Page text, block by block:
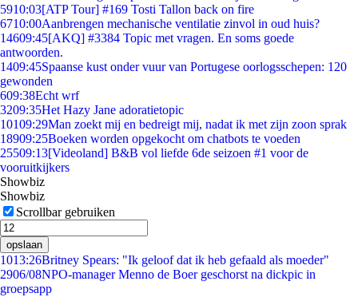
5910:03[ATP Tour] #169 Tosti Tallon back on fire
6710:00Aanbrengen mechanische ventilatie zinvol in oud huis?
14609:45[AKQ] #3384 Topic met vragen. En soms goede
antwoorden.
1409:45Spaanse kust onder vuur van Portugese oorlogsschepen: 120
gewonden
609:38Echt wrf
3209:35Het Hazy Jane adoratietopic
10109:29Man zoekt mij en bedreigt mij, nadat ik met zijn zoon sprak
18909:25Boeken worden opgekocht om chatbots te voeden
25509:13[Videoland] B&B vol liefde 6de seizoen #1 voor de
vooruitkijkers
Showbiz
Showbiz
Scrollbar gebruiken
opslaan
1013:26Britney Spears: "Ik geloof dat ik heb gefaald als moeder"
2906/08NPO-manager Menno de Boer geschorst na dickpic in
groepsapp